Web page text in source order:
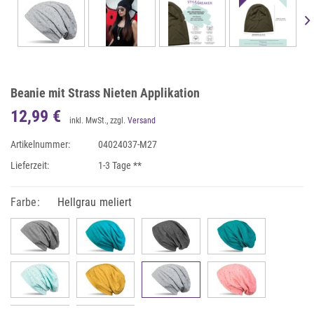
Beanie mit Strass Nieten Applikation
12,99 € inkl. MwSt., zzgl. Versand
Artikelnummer:
04024037-M27
Lieferzeit:
1-3 Tage **
Farbe: Hellgrau meliert